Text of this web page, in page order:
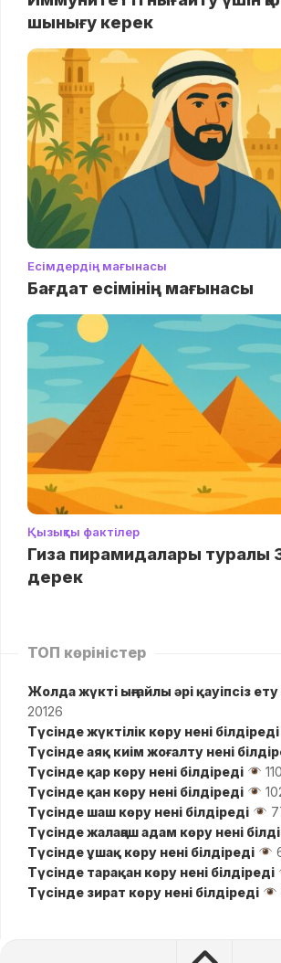
шынығу керек
Есімдердің мағынасы
Бағдат есімінің мағынасы
Қызықты фактілер
Гиза пирамидалары туралы
дерек
ТОП көріністер
Жолда жүктi ыңғайлы әрі қауіпсіз
20126
Түсінде жүктілік көру нені білдіреді
Түсінде аяқ киім жоғалту нені
Түсінде қар көру нені білдіреді
Түсінде қан көру нені білдіреді
Түсінде шаш көру нені білдіреді
Түсінде жалаңаш адам көру нені
Түсінде ұшақ көру нені білдіреді
Түсінде тарақан көру нені білдіреді
Түсінде зират көру нені білдіреді